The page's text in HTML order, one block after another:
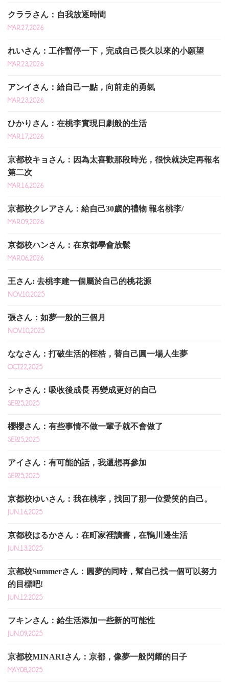
クララさん：自我放逐時間
MAR.27,2026
れいさん：工作暫停一下，完成自己長久以來的小願望
MAR.23,2026
アンイさん：給自己一點，向前走的勇氣
MAR.23,2026
ひかりさん：在桃李實現日劇般的生活
MAR.17,2026
京都校キョさん：因為太喜歡那段時光，很快就決定再報名
第二次
MAR.16,2026
京都校クレアさん：給自己30歲的禮物 報名桃李/
MAR.09,2026
京都校ハンさん：在京都學會放鬆
MAR.06,2026
王さん: 去桃李建一個屬於自己的桃花源
NOV.10,2025
張さん：如夢一般的三個月
NOV.10,2025
ななさん：打破生活的桎梏，替自己圓一場人生夢
OCT.22,2025
シャさん：吸收後成長 再變成更好的自己
SEP.25,2025
櫻櫻さん：有些事情不做一輩子就不會做了
SEP.25,2025
アイさん：有可能的話，我還想再參加
SEP.25,2025
京都校ゆいさん：我在桃李，找回了那一位愛笑的自己。
JUN.16,2025
京都校はるかさん：在町家裡讀書，在鴨川邊生活
JUN.13,2025
京都校Summerさん：圓夢的同時，幫自己找一個可以努力
的目標吧!
JUN.12,2025
フキンさん：給生活添加一些新的可能性
JUN.09,2025
京都校MINARIさん：京都，像夢一般閃耀的日子
MAY.08,2025